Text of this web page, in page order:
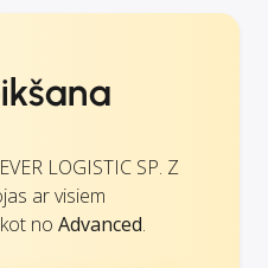
LOGISTIC SP. Z
ar visiem
no Advanced.